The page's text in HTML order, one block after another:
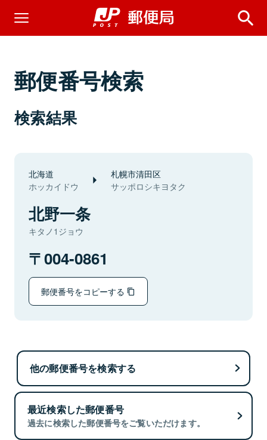
郵便番号検索
検索結果
北海道
ホッカイドウ
札幌市清田区
サッポロシキヨタク
北野一条
キタノ1ジョウ
004-0861
郵便番号をコピーする
他の郵便番号を検索する
最近検索した郵便番号
過去に検索した郵便番号をご覧いただけます。